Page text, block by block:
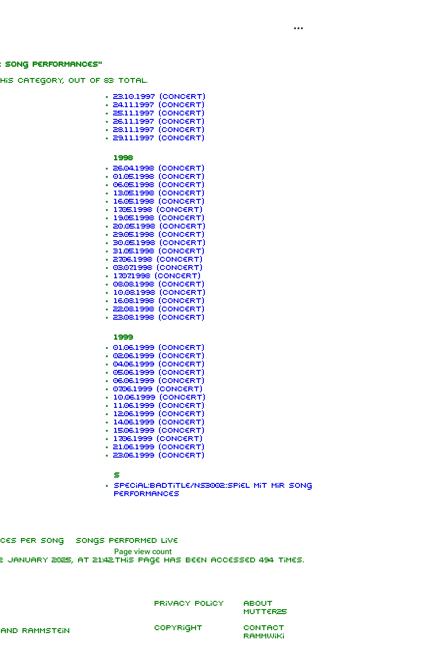
Get shortened URL
song performances"
category, out of 83 total.
23.10.1997 (concert)
24.11.1997 (concert)
25.11.1997 (concert)
26.11.1997 (concert)
28.11.1997 (concert)
29.11.1997 (concert)
1998
26.04.1998 (concert)
01.05.1998 (concert)
06.05.1998 (concert)
13.05.1998 (concert)
16.05.1998 (concert)
17.05.1998 (concert)
19.05.1998 (concert)
20.05.1998 (concert)
29.05.1998 (concert)
30.05.1998 (concert)
31.05.1998 (concert)
27.06.1998 (concert)
03.07.1998 (concert)
17.07.1998 (concert)
08.08.1998 (concert)
10.08.1998 (concert)
16.08.1998 (concert)
22.08.1998 (concert)
23.08.1998 (concert)
1999
01.06.1999 (concert)
02.06.1999 (concert)
04.06.1999 (concert)
05.06.1999 (concert)
06.06.1999 (concert)
07.06.1999 (concert)
10.06.1999 (concert)
11.06.1999 (concert)
12.06.1999 (concert)
14.06.1999 (concert)
15.06.1999 (concert)
17.06.1999 (concert)
21.06.1999 (concert)
23.06.1999 (concert)
S
Special:Badtitle/NS3002:Spiel mit mir song
performances
per song Songs performed live
2025, at 21:42.
Page view count
This page has been accessed 494 times.
Rammstein
Privacy policy
About
Mutter25
Copyright
Contact
RammWiki